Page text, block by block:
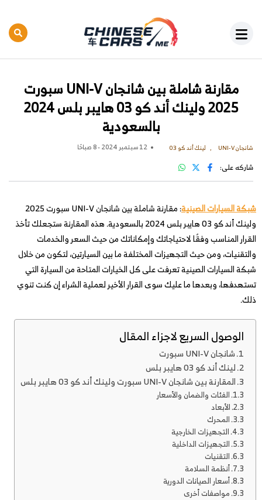
مقارنة شاملة بين شانجان UNI-V سبورت
2025 ولينك أند كو 03 هايبر بلس 2024
بالسعودية
شانجان UNI-V لينك أند كو 03 12 سبتمبر 2024 - 8 صباحًا
شاركه على:
شبكة السيارات الصينية
: مقارنة شاملة بين شانجان UNI-V سبورت 2025
ولينك أند كو 03 هايبر بلس 2024 بالسعودية. هذه المقارنة ستجعلك تأخذ
القرار المناسب وفقًا لاحتياجاتك وإمكاناتك من حيث السعر والخدمات
والتقنيات، ومن حيث التجهيزات المختلفة ما بين السيارتين، لتكون من خلال
شبكة السيارات الصينية تعرفت على كل الخيارات المتاحة من السيارة التي
تستهدفها، وبعدها ما عليك سوى القرار الأخير لعملية الشراء إن كنت تنوي
ذلك.
الوصول السريع لاجزاء المقال
شانجان UNI-V سبورت
لينك أند كو 03 هايبر بلس
المقارنة بين شانجان UNI-V سبورت ولينك أند كو 03 هايبر بلس
الفئات والضمان والأسعار
الأبعاد
المحرك
التجهيزات الخارجية
التجهيزات الداخلية
التقنيات
أنظمة السلامة
أسعار الصيانات الدورية
مواصفات أخرى